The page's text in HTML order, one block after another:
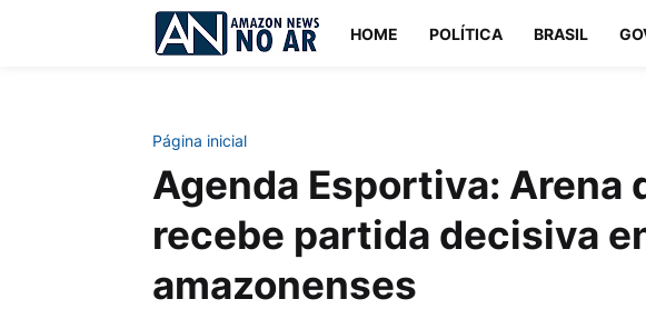
HOME POLÍTICA BRASIL
Página inicial
Agenda Esportiva: Arena
recebe partida decisiva
amazonenses